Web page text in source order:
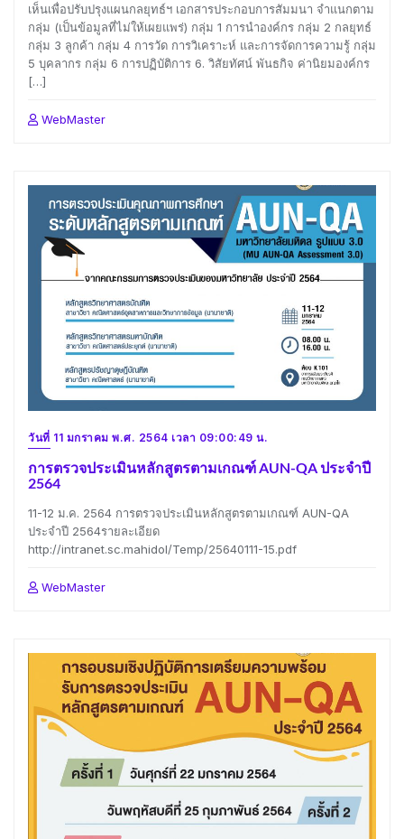
เห็นเพื่อปรับปรุงแผนกลยุทธ์ฯ เอกสารประกอบการสัมมนา จำแนกตาม
กลุ่ม (เป็นข้อมูลที่ไม่ให้เผยแพร่) กลุ่ม 1 การนำองค์กร กลุ่ม 2 กลยุทธ์
กลุ่ม 3 ลูกค้า กลุ่ม 4 การวัด การวิเคราะห์ และการจัดการความรู้ กลุ่ม
5 บุคลากร กลุ่ม 6 การปฏิบัติการ 6. วิสัยทัศน์ พันธกิจ ค่านิยมองค์กร
[…]
WebMaster
วันที่ 11 มกราคม พ.ศ. 2564 เวลา 09:00:49 น.
การตรวจประเมินหลักสูตรตามเกณฑ์ AUN-QA ประจำปี
2564
11-12 ม.ค. 2564 การตรวจประเมินหลักสูตรตามเกณฑ์ AUN-QA
ประจำปี 2564รายละเอียด
http://intranet.sc.mahidol/Temp/25640111-15.pdf
WebMaster